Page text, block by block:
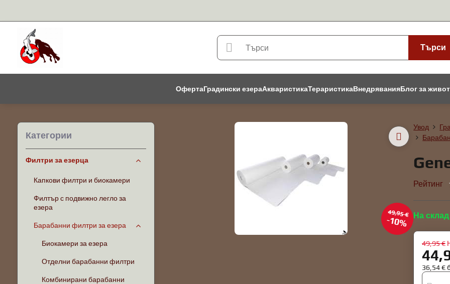
Търси
ОфертаГрадински езераАкваристикаТераристикаВнедряванияБлог за
49,95 €
10%
Увод
Рейтинг
На склад
49,95 €
36,54 €
Категории
Филтри за езерца
Капкови филтри и биокамери
Филтър с подвижно легло за
езера
Барабанни филтри за езера
Биокамери за езера
Отделни барабанни филтри
Комбинирани барабанни